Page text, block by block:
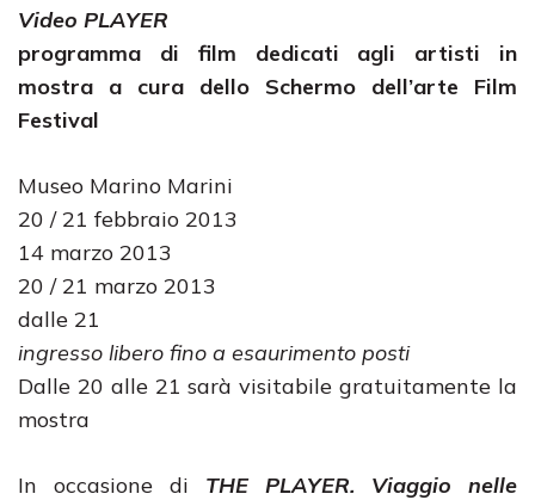
Video PLAYER
programma di film dedicati agli artisti in
mostra a cura dello Schermo dell’arte Film
Festival
Museo Marino Marini
20 / 21 febbraio 2013
14 marzo 2013
20 / 21 marzo 2013
dalle 21
ingresso libero fino a esaurimento posti
Dalle 20 alle 21 sarà visitabile gratuitamente la
mostra
In occasione di THE PLAYER. Viaggio nelle